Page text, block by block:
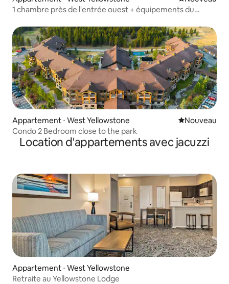
1 chambre près de l'entrée ouest + équipements du
Appartement ⋅ West Yellowstone Nouvel
Nouveau
Condo 2 Bedroom close to the park
Location d'appartements avec jacuzzi
Appartement ⋅ West Yellowstone
Retraite au Yellowstone Lodge